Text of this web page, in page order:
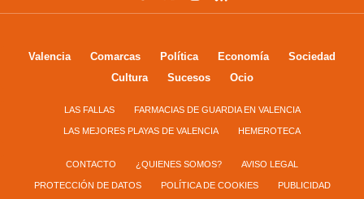
Valencia Comarcas Política Economía
Sociedad
Cultura
Sucesos Ocio
LAS FALLAS FARMACIAS DE GUARDIA EN VALENCIA
LAS MEJORES PLAYAS DE VALENCIA HEMEROTECA
CONTACTO ¿QUIENES SOMOS? AVISO LEGAL
PROTECCIÓN DE DATOS POLÍTICA DE COOKIES PUBLICIDAD